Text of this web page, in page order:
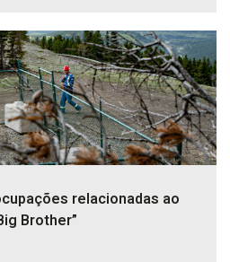
relacionadas ao
Brother”